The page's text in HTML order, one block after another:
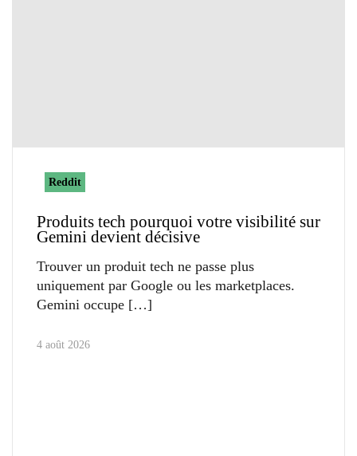
Reddit
Produits tech pourquoi votre visibilité sur
Gemini devient décisive
Trouver un produit tech ne passe plus
uniquement par Google ou les marketplaces.
Gemini occupe
4 août 2026